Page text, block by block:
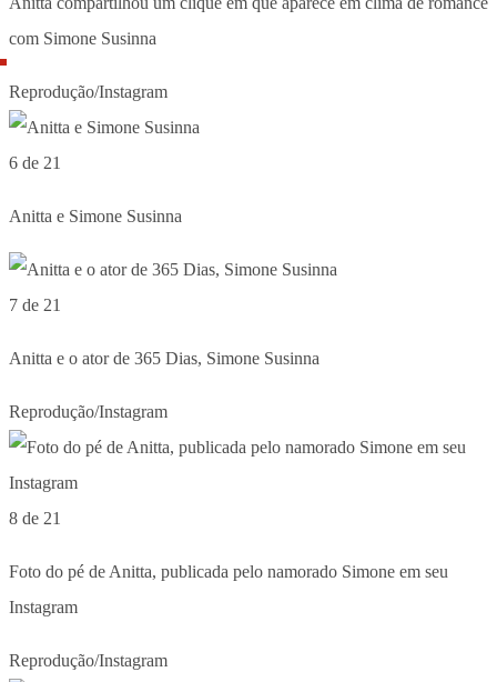
com Simone Susinna
Reprodução/Instagram
6 de 21
Anitta e Simone Susinna
7 de 21
Anitta e o ator de 365 Dias, Simone Susinna
Reprodução/Instagram
8 de 21
Foto do pé de Anitta, publicada pelo namorado Simone em seu
Instagram
Reprodução/Instagram